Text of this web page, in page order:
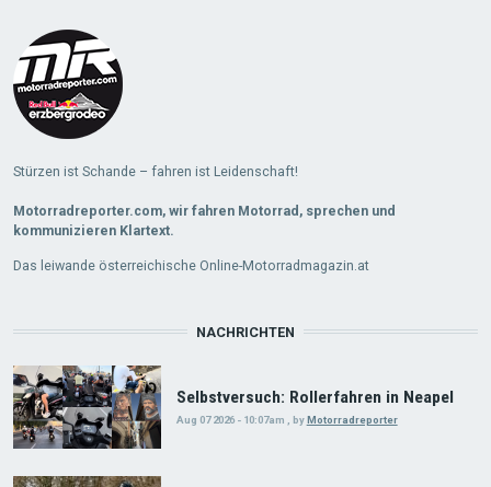
Stürzen ist Schande – fahren ist Leidenschaft!
Motorradreporter.com, wir fahren Motorrad, sprechen und
kommunizieren Klartext.
Das leiwande österreichische Online-Motorradmagazin.at
NACHRICHTEN
Selbstversuch: Rollerfahren in Neapel
Aug 07 2026 - 10:07am , by Motorradreporter